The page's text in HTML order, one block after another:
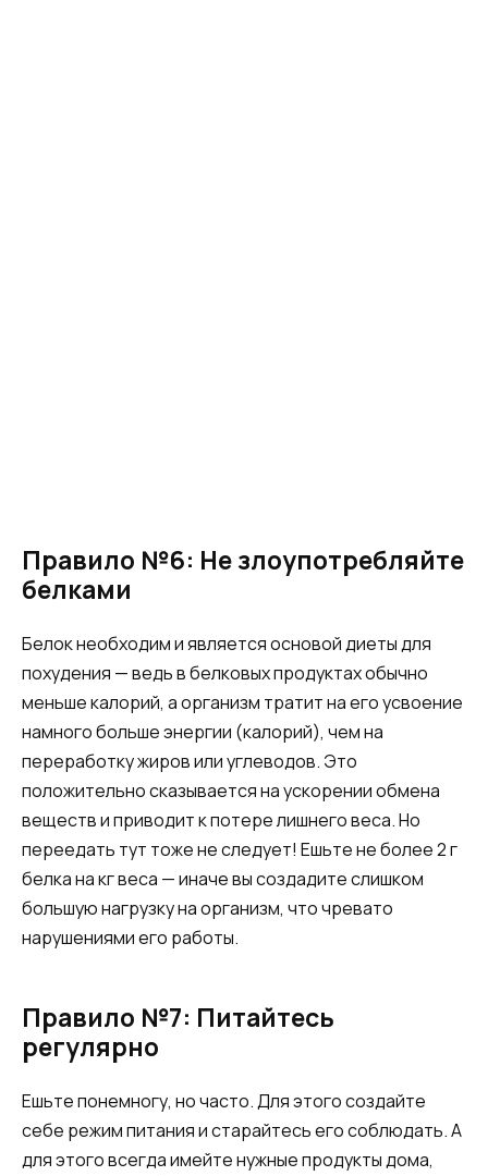
Правило №6: Не злоупотребляйте
белками
Белок необходим и является основой диеты для
похудения — ведь в белковых продуктах обычно
меньше калорий, а организм тратит на его усвоение
намного больше энергии (калорий), чем на
переработку жиров или углеводов. Это
положительно сказывается на ускорении обмена
веществ и приводит к потере лишнего веса. Но
переедать тут тоже не следует! Ешьте не более 2 г
белка на кг веса — иначе вы создадите слишком
большую нагрузку на организм, что чревато
нарушениями его работы.
Правило №7: Питайтесь
регулярно
Ешьте понемногу, но часто. Для этого создайте
себе режим питания и старайтесь его соблюдать. А
для этого всегда имейте нужные продукты дома,